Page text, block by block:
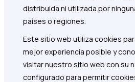
distribuida ni utilizada por
países o regiones.
Este sitio web utiliza cookies
mejor experiencia posible y
visitar nuestro sitio web con su
configurado para permitir